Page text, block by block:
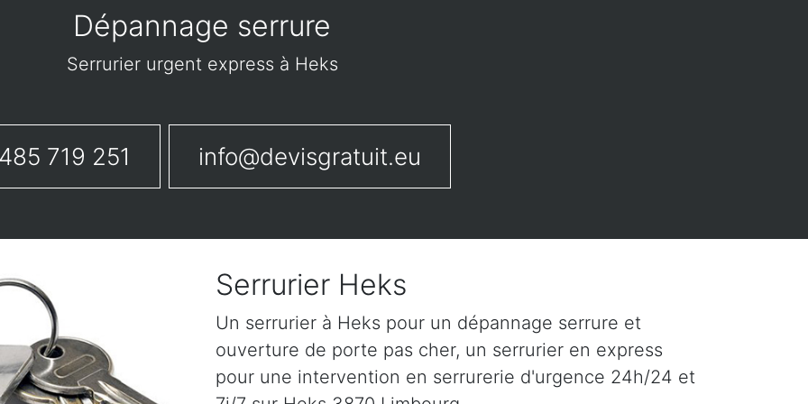
Dépannage serrure
Serrurier urgent express à Heks
719 251 info@devisgratuit.eu
Serrurier Heks
Un serrurier à Heks pour un dépannage serrure et
ouverture de porte pas cher, un serrurier en express
pour une intervention en serrurerie d'urgence 24h/24 et